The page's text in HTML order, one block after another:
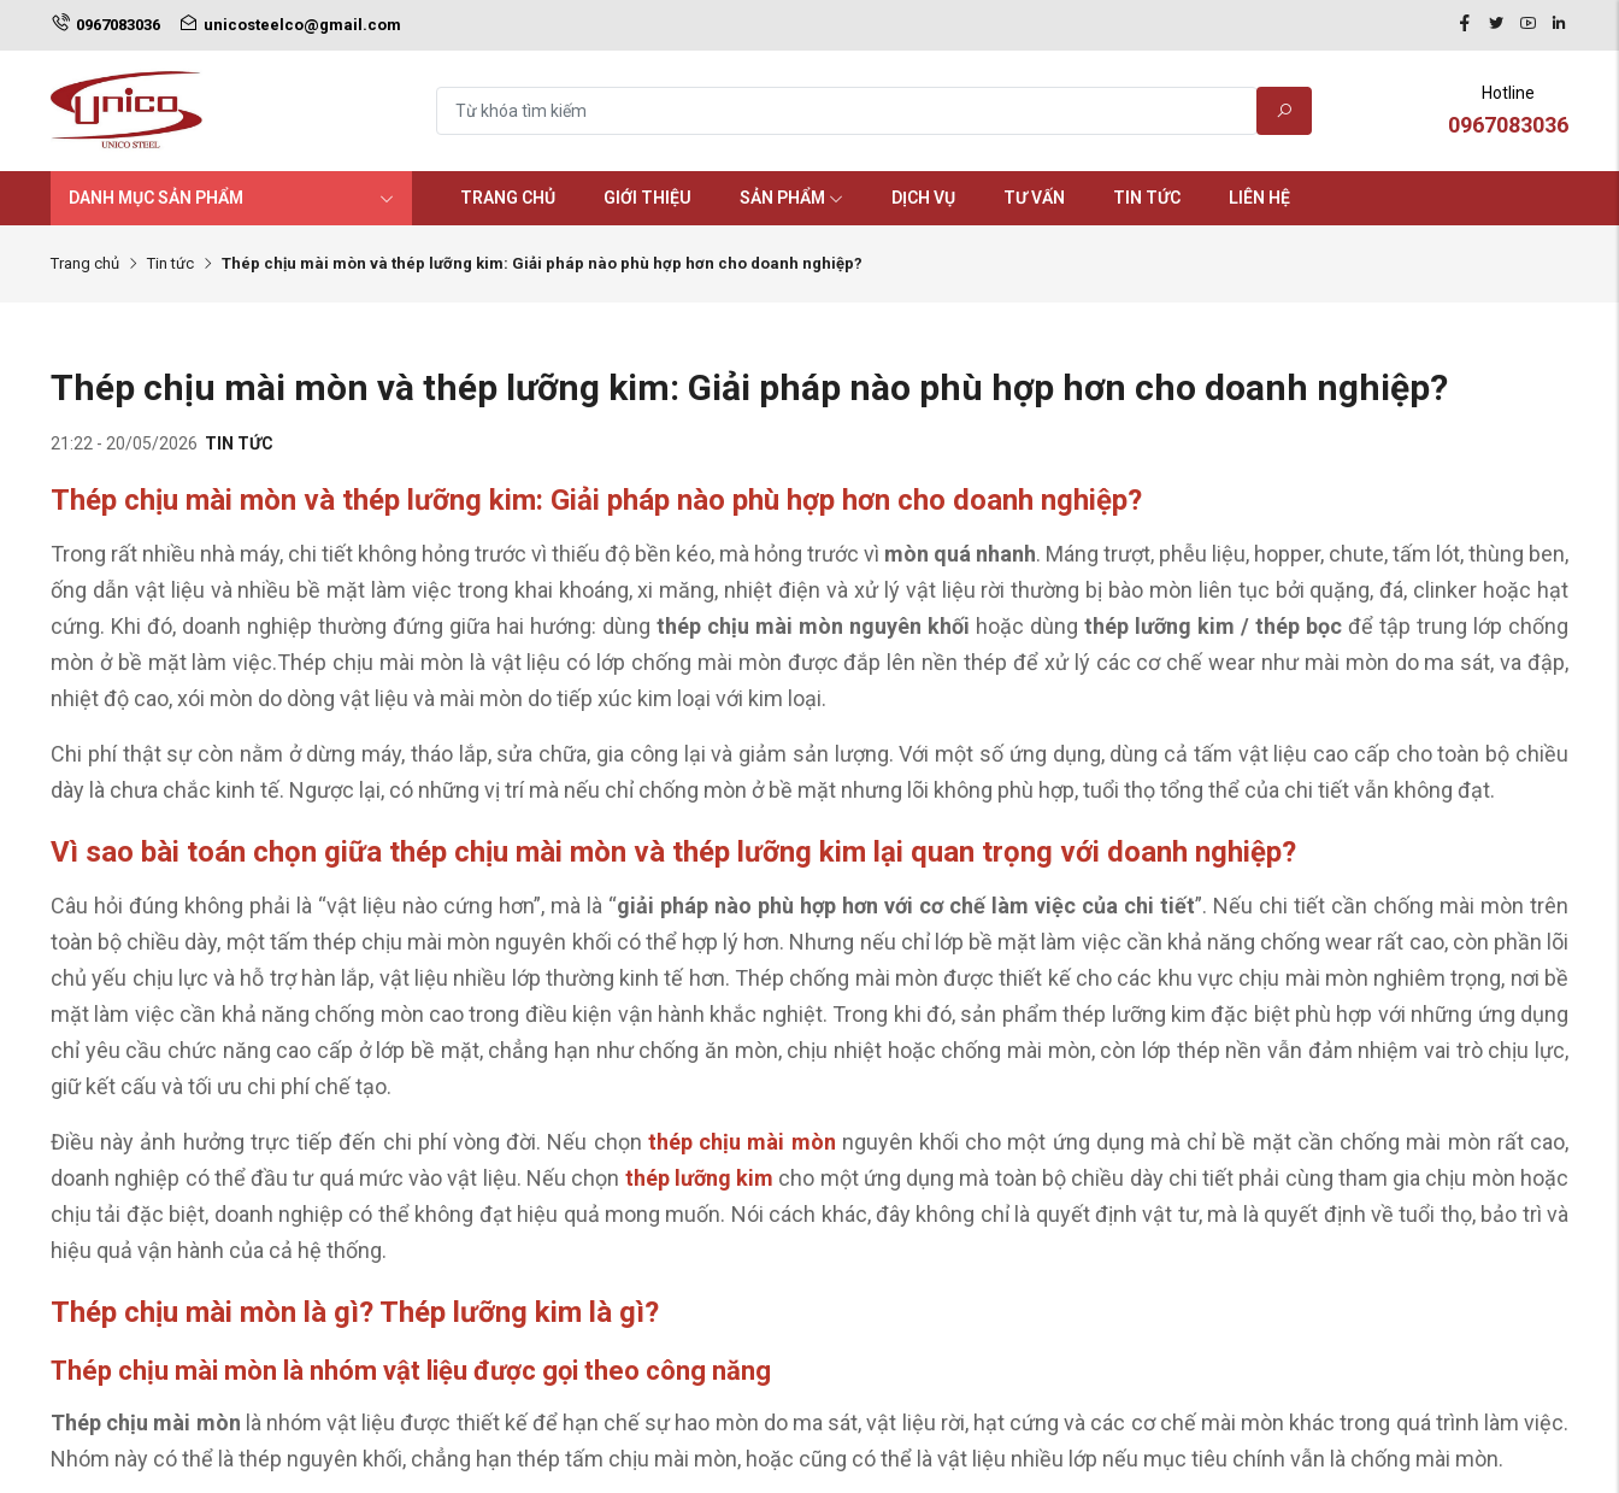
0967083036 unicosteelco@gmail.com
Hotline
0967083036
DANH MỤC SẢN PHẨM TRANG CHỦ GIỚI THIỆU SẢN PHẨM DỊCH VỤ TƯ VẤN TIN TỨC LIÊN HỆ
Trang chủ Tin tức Thép chịu mài mòn và thép lưỡng kim: Giải pháp nào phù hợp hơn cho doanh nghiệp?
Thép chịu mài mòn và thép lưỡng kim: Giải pháp nào phù hợp hơn cho doanh nghiệp?
21:22 - 20/05/2026 TIN TỨC
Thép chịu mài mòn và thép lưỡng kim: Giải pháp nào phù hợp hơn cho doanh nghiệp?
Trong rất nhiều nhà máy, chi tiết không hỏng trước vì thiếu độ bền kéo, mà hỏng trước vì mòn quá nhanh. Máng trượt, phễu liệu, hopper, chute, tấm lót, thùng ben,
ống dẫn vật liệu và nhiều bề mặt làm việc trong khai khoáng, xi măng, nhiệt điện và xử lý vật liệu rời thường bị bào mòn liên tục bởi quặng, đá, clinker hoặc hạt
cứng. Khi đó, doanh nghiệp thường đứng giữa hai hướng: dùng thép chịu mài mòn nguyên khối hoặc dùng thép lưỡng kim / thép bọc để tập trung lớp chống
mòn ở bề mặt làm việc.Thép chịu mài mòn là vật liệu có lớp chống mài mòn được đắp lên nền thép để xử lý các cơ chế wear như mài mòn do ma sát, va đập,
nhiệt độ cao, xói mòn do dòng vật liệu và mài mòn do tiếp xúc kim loại với kim loại.
Chi phí thật sự còn nằm ở dừng máy, tháo lắp, sửa chữa, gia công lại và giảm sản lượng. Với một số ứng dụng, dùng cả tấm vật liệu cao cấp cho toàn bộ chiều
dày là chưa chắc kinh tế. Ngược lại, có những vị trí mà nếu chỉ chống mòn ở bề mặt nhưng lõi không phù hợp, tuổi thọ tổng thể của chi tiết vẫn không đạt.
Vì sao bài toán chọn giữa thép chịu mài mòn và thép lưỡng kim lại quan trọng với doanh nghiệp?
Câu hỏi đúng không phải là “vật liệu nào cứng hơn”, mà là “giải pháp nào phù hợp hơn với cơ chế làm việc của chi tiết”. Nếu chi tiết cần chống mài mòn trên
toàn bộ chiều dày, một tấm thép chịu mài mòn nguyên khối có thể hợp lý hơn. Nhưng nếu chỉ lớp bề mặt làm việc cần khả năng chống wear rất cao, còn phần lõi
chủ yếu chịu lực và hỗ trợ hàn lắp, vật liệu nhiều lớp thường kinh tế hơn. Thép chống mài mòn được thiết kế cho các khu vực chịu mài mòn nghiêm trọng, nơi bề
mặt làm việc cần khả năng chống mòn cao trong điều kiện vận hành khắc nghiệt. Trong khi đó, sản phẩm thép lưỡng kim đặc biệt phù hợp với những ứng dụng
chỉ yêu cầu chức năng cao cấp ở lớp bề mặt, chẳng hạn như chống ăn mòn, chịu nhiệt hoặc chống mài mòn, còn lớp thép nền vẫn đảm nhiệm vai trò chịu lực,
giữ kết cấu và tối ưu chi phí chế tạo.
Điều này ảnh hưởng trực tiếp đến chi phí vòng đời. Nếu chọn thép chịu mài mòn nguyên khối cho một ứng dụng mà chỉ bề mặt cần chống mài mòn rất cao,
doanh nghiệp có thể đầu tư quá mức vào vật liệu. Nếu chọn thép lưỡng kim cho một ứng dụng mà toàn bộ chiều dày chi tiết phải cùng tham gia chịu mòn hoặc
chịu tải đặc biệt, doanh nghiệp có thể không đạt hiệu quả mong muốn. Nói cách khác, đây không chỉ là quyết định vật tư, mà là quyết định về tuổi thọ, bảo trì và
hiệu quả vận hành của cả hệ thống.
Thép chịu mài mòn là gì? Thép lưỡng kim là gì?
Thép chịu mài mòn là nhóm vật liệu được gọi theo công năng
Thép chịu mài mòn là nhóm vật liệu được thiết kế để hạn chế sự hao mòn do ma sát, vật liệu rời, hạt cứng và các cơ chế mài mòn khác trong quá trình làm việc.
Nhóm này có thể là thép nguyên khối, chẳng hạn thép tấm chịu mài mòn, hoặc cũng có thể là vật liệu nhiều lớp nếu mục tiêu chính vẫn là chống mài mòn.